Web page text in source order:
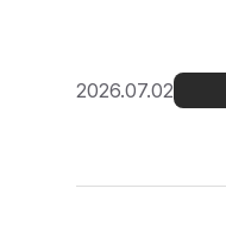
2026.07.02